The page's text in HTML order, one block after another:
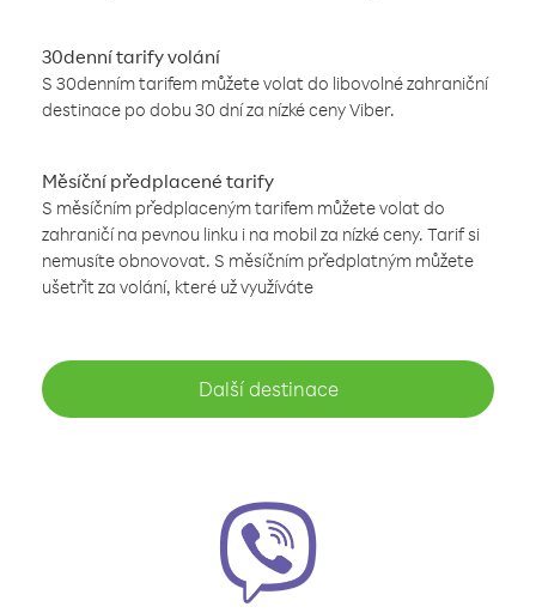
30denní tarify volání
S 30denním tarifem můžete volat do libovolné zahraniční
destinace po dobu 30 dní za nízké ceny Viber.
Měsíční předplacené tarify
S měsíčním předplaceným tarifem můžete volat do
zahraničí na pevnou linku i na mobil za nízké ceny. Tarif si
nemusíte obnovovat. S měsíčním předplatným můžete
ušetřit za volání, které už využíváte
Další destinace